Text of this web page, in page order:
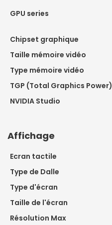
GPU series
Chipset graphique
Taille mémoire vidéo
Type mémoire vidéo
TGP (Total Graphics Power)
NVIDIA Studio
Affichage
Ecran tactile
Type de Dalle
Type d'écran
Taille de l'écran
Résolution Max